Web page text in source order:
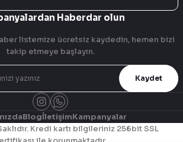
Haberdar olun
listemize ücretsiz kaydedin, hemen bizi
takip etmeye başlayın.
Kaydet
BlogİletişimKampanyalar
Kredi kartı bilgileriniz 256bit SSL